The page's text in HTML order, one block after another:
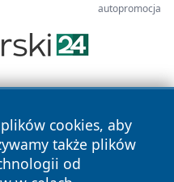
autopromocja
cookies, aby
także plików
od